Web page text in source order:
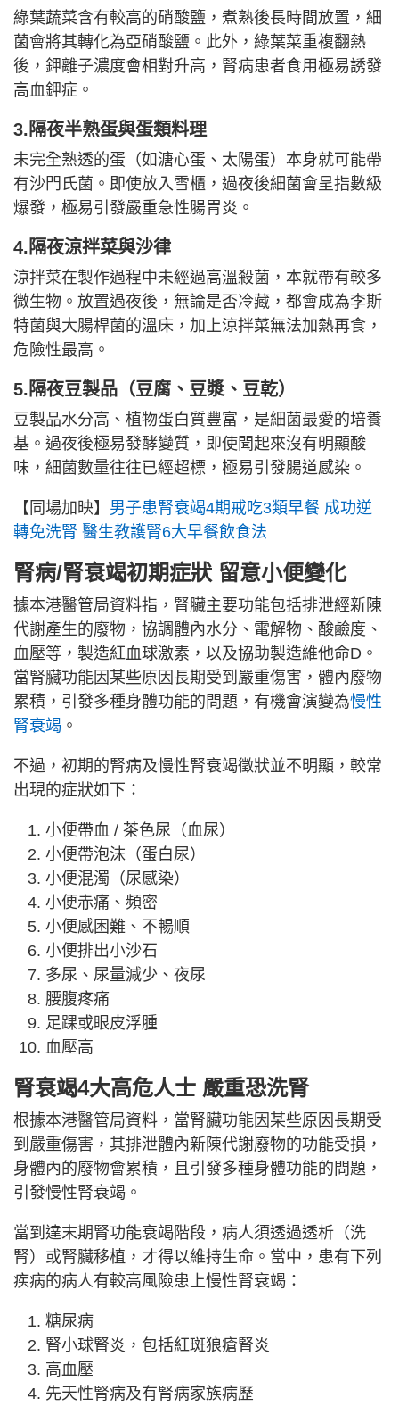
綠葉蔬菜含有較高的硝酸鹽，煮熟後長時間放置，細
菌會將其轉化為亞硝酸鹽。此外，綠葉菜重複翻熱
後，鉀離子濃度會相對升高，腎病患者食用極易誘發
高血鉀症。
3.隔夜半熟蛋與蛋類料理
未完全熟透的蛋（如溏心蛋、太陽蛋）本身就可能帶
有沙門氏菌。即使放入雪櫃，過夜後細菌會呈指數級
爆發，極易引發嚴重急性腸胃炎。
4.隔夜涼拌菜與沙律
涼拌菜在製作過程中未經過高溫殺菌，本就帶有較多
微生物。放置過夜後，無論是否冷藏，都會成為李斯
特菌與大腸桿菌的溫床，加上涼拌菜無法加熱再食，
危險性最高。
5.隔夜豆製品（豆腐、豆漿、豆乾）
豆製品水分高、植物蛋白質豐富，是細菌最愛的培養
基。過夜後極易發酵變質，即使聞起來沒有明顯酸
味，細菌數量往往已經超標，極易引發腸道感染。
【同場加映】 男子患腎衰竭4期戒吃3類早餐 成功逆
轉免洗腎 醫生教護腎6大早餐飲食法
腎病/腎衰竭初期症狀 留意小便變化
據本港醫管局資料指，腎臟主要功能包括排泄經新陳
代謝產生的廢物，協調體內水分、電解物、酸鹼度、
血壓等，製造紅血球激素，以及協助製造維他命D。
當腎臟功能因某些原因長期受到嚴重傷害，體內廢物
累積，引發多種身體功能的問題，有機會演變為慢性
腎衰竭 。
不過，初期的腎病及慢性腎衰竭徵狀並不明顯，較常
出現的症狀如下：
小便帶血 / 茶色尿（血尿）
小便帶泡沫（蛋白尿）
小便混濁（尿感染）
小便赤痛、頻密
小便感困難、不暢順
小便排出小沙石
多尿、尿量減少、夜尿
腰腹疼痛
足踝或眼皮浮腫
血壓高
腎衰竭4大高危人士 嚴重恐洗腎
根據本港醫管局資料，當腎臟功能因某些原因長期受
到嚴重傷害，其排泄體內新陳代謝廢物的功能受損，
身體內的廢物會累積，且引發多種身體功能的問題，
引發慢性腎衰竭。
當到達末期腎功能衰竭階段，病人須透過透析（洗
腎）或腎臟移植，才得以維持生命。當中，患有下列
疾病的病人有較高風險患上慢性腎衰竭：
糖尿病
腎小球腎炎，包括紅斑狼瘡腎炎
高血壓
先天性腎病及有腎病家族病歷